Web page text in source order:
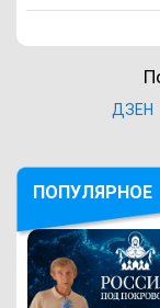
ДЗЕН
ПОПУЛЯРНОЕ